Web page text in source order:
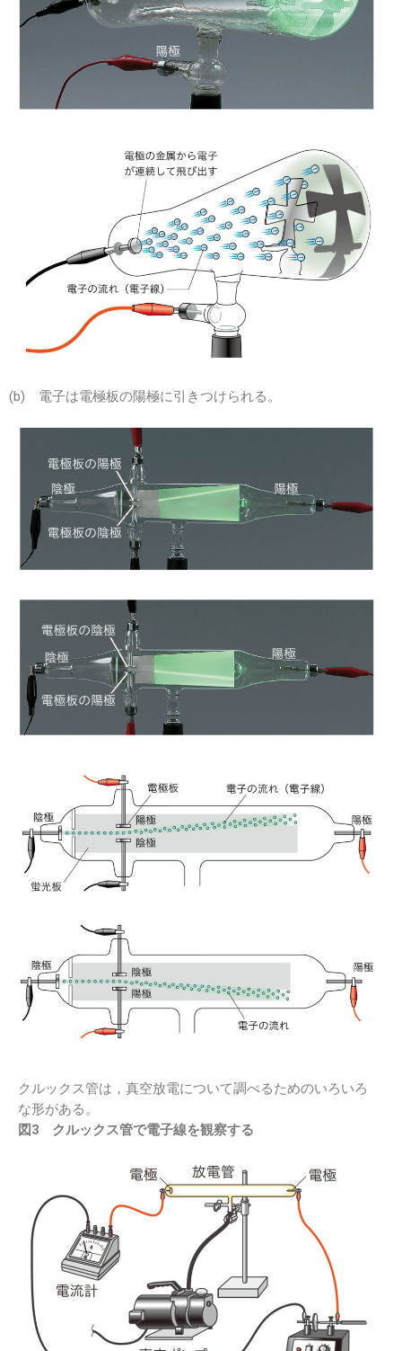
(b) 電子は電極板の陽極に引きつけられる。
クルックス管は，真空放電について調べるためのいろいろ
な形がある。
図3 クルックス管で電子線を観察する